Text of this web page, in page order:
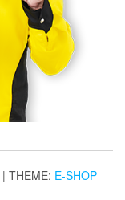
| THEME: E-SHOP